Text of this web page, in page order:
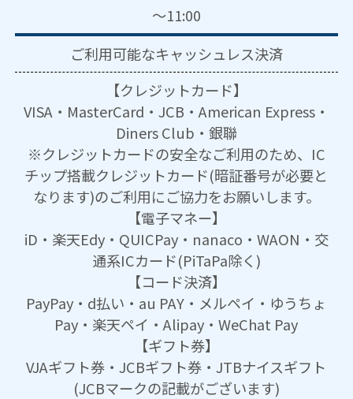
～11:00
ご利用可能なキャッシュレス決済
【クレジットカード】
VISA・MasterCard・JCB・American Express・
Diners Club・銀聯
※クレジットカードの安全なご利用のため、IC
チップ搭載クレジットカード(暗証番号が必要と
なります)のご利用にご協力をお願いします。
【電子マネー】
iD・楽天Edy・QUICPay・nanaco・WAON・交
通系ICカード(PiTaPa除く)
【コード決済】
PayPay・d払い・au PAY・メルペイ・ゆうちょ
Pay・楽天ペイ・Alipay・WeChat Pay
【ギフト券】
VJAギフト券・JCBギフト券・JTBナイスギフト
(JCBマークの記載がございます)